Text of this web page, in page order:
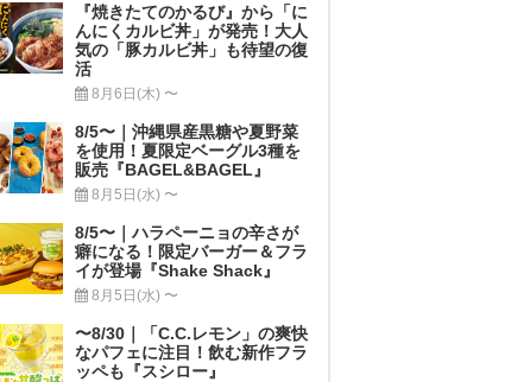
『焼きたてのかるび』から「に
んにくカルビ丼」が発売！大人
気の「豚カルビ丼」も待望の復
活
8月6日(木) 〜
8/5〜｜沖縄県産黒糖や夏野菜
を使用！夏限定ベーグル3種を
販売『BAGEL&BAGEL』
8月5日(水) 〜
8/5〜｜ハラペーニョの辛さが
癖になる！限定バーガー＆フラ
イが登場『Shake Shack』
8月5日(水) 〜
〜8/30｜「C.C.レモン」の爽快
なパフェに注目！飲む新作フラ
ッペも『スシロー』